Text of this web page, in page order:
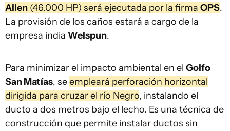
Allen (46.000 HP) será ejecutada por la firma OPS.
La provisión de los caños estará a cargo de la
empresa india Welspun.
Para minimizar el impacto ambiental en el Golfo
San Matías, seempleará perforación horizontal
dirigida para cruzar el río Negro, instalando el
ducto a dos metros bajo el lecho. Es una técnica de
construcción que permite instalar ductos sin